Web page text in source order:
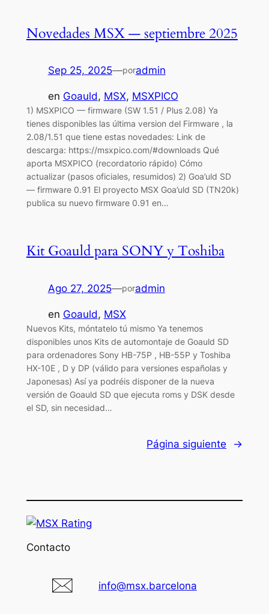
Novedades MSX — septiembre 2025
Sep 25, 2025—poradmin
en Goauld, MSX, MSXPICO
1) MSXPICO — firmware (SW 1.51 / Plus 2.08) Ya
tienes disponibles las última version del Firmware , la
2.08/1.51 que tiene estas novedades: Link de
descarga: https://msxpico.com/#downloads Qué
aporta MSXPICO (recordatorio rápido) Cómo
actualizar (pasos oficiales, resumidos) 2) Goa’uld SD
— firmware 0.91 El proyecto MSX Goa’uld SD (TN20k)
publica su nuevo firmware 0.91 en…
Kit Goauld para SONY y Toshiba
Ago 27, 2025—poradmin
en Goauld, MSX
Nuevos Kits, móntatelo tú mismo Ya tenemos
disponibles unos Kits de automontaje de Goauld SD
para ordenadores Sony HB-75P , HB-55P y Toshiba
HX-10E , D y DP (válido para versiones españolas y
Japonesas) Así ya podréis disponer de la nueva
versión de Goauld SD que ejecuta roms y DSK desde
el SD, sin necesidad…
Página siguiente →
Contacto
info@msx.barcelona